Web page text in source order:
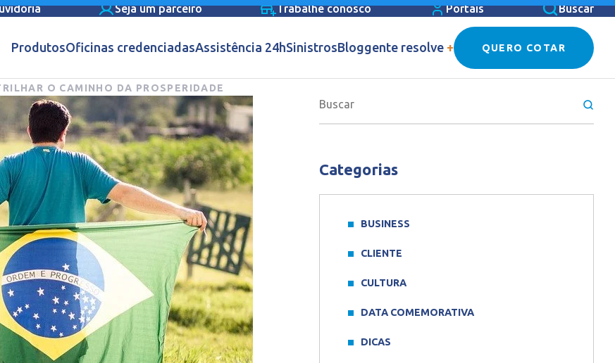
Seja um parceiro Trabalhe conosco Portais Buscar
ProdutosOficinas credenciadasAssistência 24hSinistrosBloggente resolve + QUERO COTAR
O CAMINHO DA PROSPERIDADE
Categorias
BUSINESS
CLIENTE
CULTURA
DATA COMEMORATIVA
DICAS